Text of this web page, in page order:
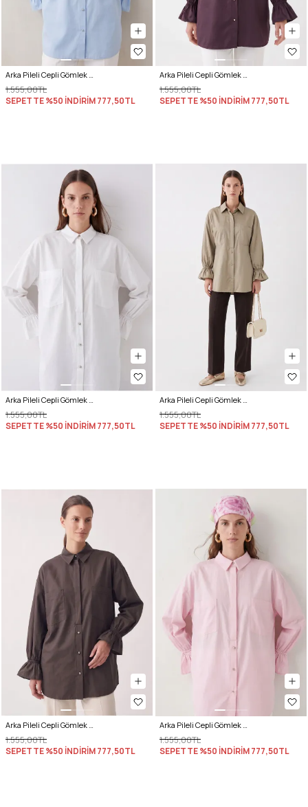
Arka Pileli Cepli Gömlek Y0147 - BEBE MAVİSİ
1.555,00TL
SEPETTE %50 İNDİRİM777,50TL
Arka Pileli Cepli Gömlek Y0147 - MÜRDÜM
1.555,00TL
SEPETTE %50 İNDİRİM777,50TL
Arka Pileli Cepli Gömlek Y0147 - BEYAZ
1.555,00TL
SEPETTE %50 İNDİRİM777,50TL
Arka Pileli Cepli Gömlek Y0147 - AÇIK HAKİ
1.555,00TL
SEPETTE %50 İNDİRİM777,50TL
Arka Pileli Cepli Gömlek Y0147 - ACI KAHVE
1.555,00TL
SEPETTE %50 İNDİRİM777,50TL
Arka Pileli Cepli Gömlek Y0147 - AÇIK PEMBE
1.555,00TL
SEPETTE %50 İNDİRİM777,50TL